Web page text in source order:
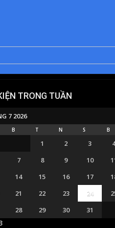
TRONG TUẦN
7 2026
B T N S B
1 2 3 4
7 8 9 10
14 15 16 17
21 22 23 24
28 29 30 31